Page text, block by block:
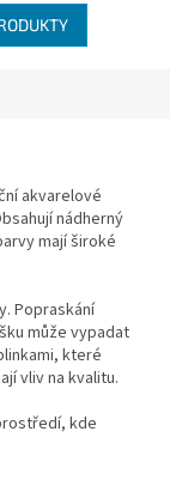
akvarelové
nádherný
mají široké
Popraskání
může vypadat
které
vliv na kvalitu.
kde